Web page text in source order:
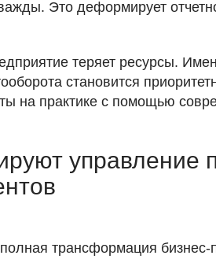
Это деформирует
теряет ресурсы.
становится
на практике с помощью
управление
трансформация бизнес-